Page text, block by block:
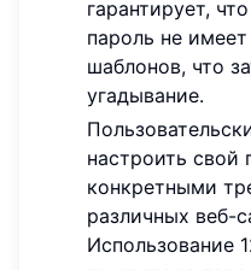
гарантирует,
пароль не
шаблонов, что
угадывание.
настроить свой
конкретными
различных веб-
Использование